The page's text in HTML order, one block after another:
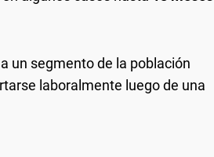
un segmento de la población
laboralmente luego de una